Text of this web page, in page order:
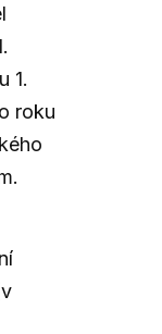
1.
roku